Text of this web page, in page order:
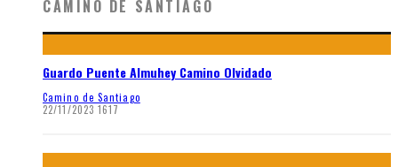
CAMINO DE SANTIAGO
Guardo Puente Almuhey Camino Olvidado
Camino de Santiago
22/11/2023 1617